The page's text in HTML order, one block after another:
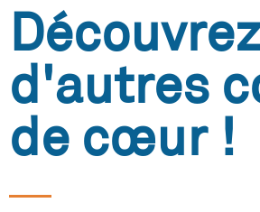
Découvrez
d'autres
de cœur !